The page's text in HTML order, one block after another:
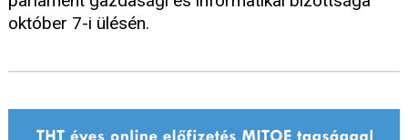
október 7-i ülésén.